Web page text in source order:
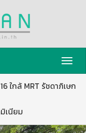
ใกล้ MRT รัชดาภิเษก
เนียม